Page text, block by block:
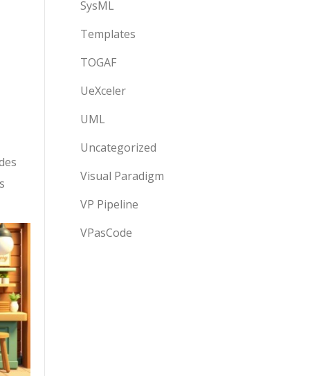
SysML
Templates
TOGAF
UeXceler
UML
Uncategorized
Visual Paradigm
VP Pipeline
VPasCode